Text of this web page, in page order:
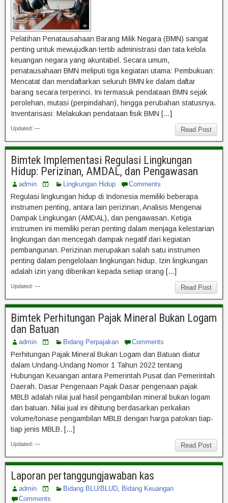
Pelatihan Penatausahaan Barang Milik Negara (BMN) sangat
penting untuk mewujudkan tertib administrasi dan tata kelola
keuangan negara yang akuntabel. Secara umum,
penatausahaan BMN meliputi tiga kegiatan utama: Pembukuan:
Mencatat dan mendaftarkan seluruh BMN ke dalam daftar
barang secara terperinci. Ini termasuk pendataan BMN sejak
perolehan, mutasi (perpindahan), hingga perubahan statusnya.
Inventarisasi: Melakukan pendataan fisik BMN […]
Read Post
Updated: —
Bimtek Implementasi Regulasi Lingkungan
Hidup: Perizinan, AMDAL, dan Pengawasan
admin Lingkungan Hidup Comments
Regulasi lingkungan hidup di Indonesia memiliki beberapa
instrumen penting, antara lain perizinan, Analisis Mengenai
Dampak Lingkungan (AMDAL), dan pengawasan. Ketiga
instrumen ini memiliki peran penting dalam menjaga kelestarian
lingkungan dan mencegah dampak negatif dari kegiatan
pembangunan. Perizinan merupakan salah satu instrumen
penting dalam pengelolaan lingkungan hidup. Izin lingkungan
adalah izin yang diberikan kepada setiap orang […]
Read Post
Updated: —
Bimtek Perhitungan Pajak Mineral Bukan Logam
dan Batuan
admin Bidang Perpajakan Comments
Perhitungan Pajak Mineral Bukan Logam dan Batuan diatur
dalam Undang-Undang Nomor 1 Tahun 2022 tentang
Hubungan Keuangan antara Pemerintah Pusat dan Pemerintah
Daerah. Dasar Pengenaan Pajak Dasar pengenaan pajak
MBLB adalah nilai jual hasil pengambilan mineral bukan logam
dan batuan. Nilai jual ini dihitung berdasarkan perkalian
volume/tonase pengambilan MBLB dengan harga patokan tiap-
tiap jenis MBLB. […]
Read Post
Updated: —
Laporan pertanggungjawaban kas
admin Bidang BLU/BLUD Bidang Keuangan
Comments